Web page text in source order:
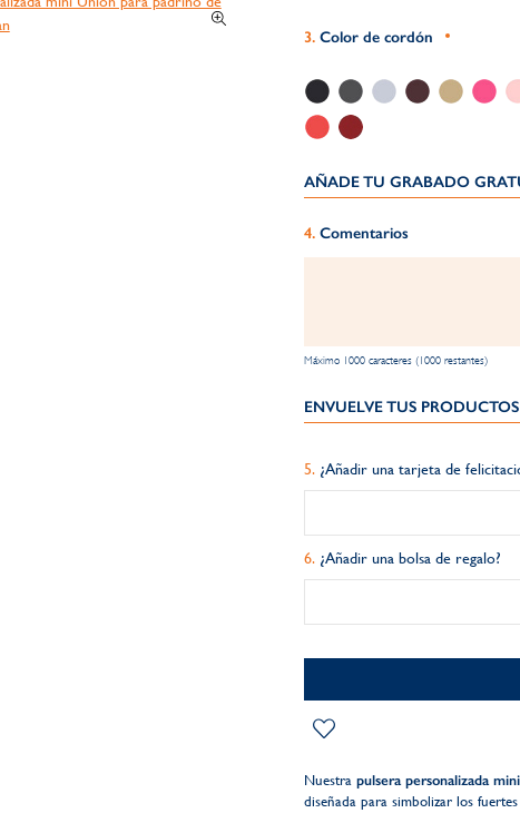
Color de cordón
AÑADE TU GRABADO
Comentarios
Máximo 1000 caracteres (1000 restantes)
ENVUELVE TUS
¿Añadir una tarjeta de
¿Añadir una bolsa de regalo?
Nuestra pulsera personalizada
diseñada para simbolizar los